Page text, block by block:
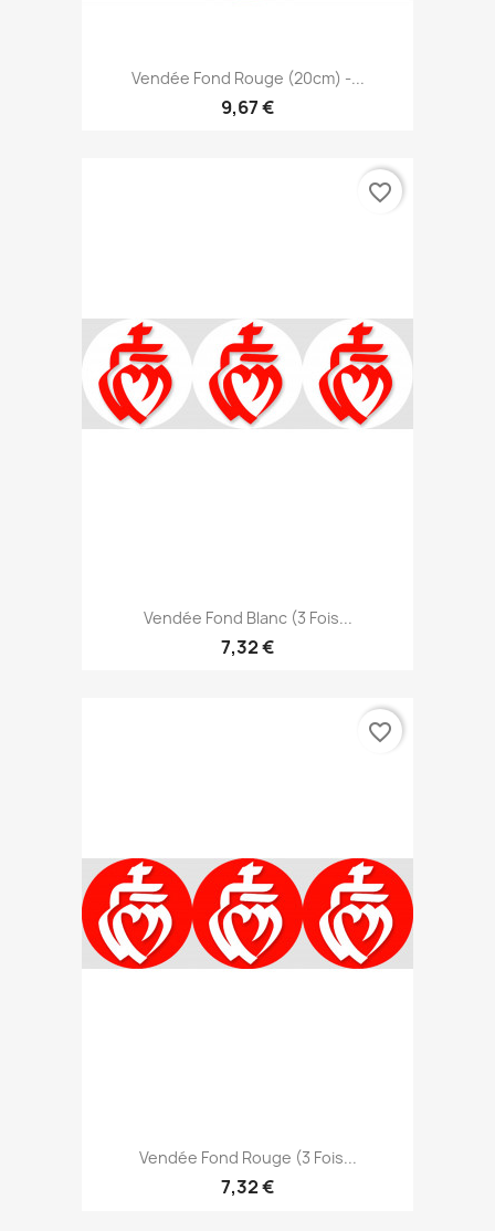
Vendée Fond Rouge (20cm) -...
9,67 €
Vendée Fond Blanc (3 Fois...
7,32 €
favorite_border
Vendée Fond Rouge (3 Fois...
7,32 €
favorite_border